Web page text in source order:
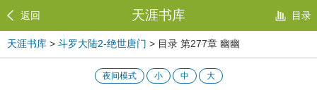
返回 天涯书库 目录
天涯书库 > 斗罗大陆2-绝世唐门 > 目录 第277章 幽幽
夜间模式 小 中 大